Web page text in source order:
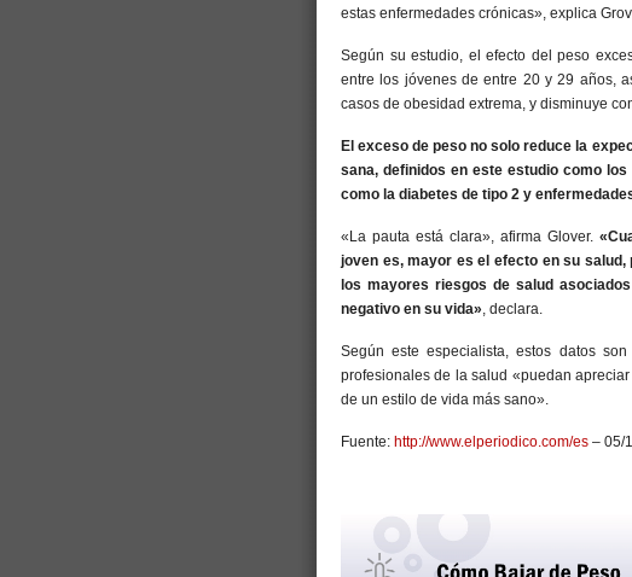
estas enfermedades crónicas», explica
Según su estudio, el efecto del peso
entre los jóvenes de entre 20 y 29 años,
casos de obesidad extrema, y disminuye
El exceso de peso no solo reduce la
sana, definidos en este estudio como
como la diabetes de tipo 2 y
«La pauta está clara», afirma Glover.
joven es, mayor es el efecto en su
los mayores riesgos de salud
negativo en su vida», declara.
Según este especialista, estos datos
profesionales de la salud «puedan
de un estilo de vida más sano».
Fuente: http://www.elperiodico.com/es – 05/